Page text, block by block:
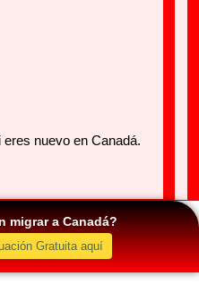
nuevo en Canadá.
migrar a Canadá?
Gratuita aquí